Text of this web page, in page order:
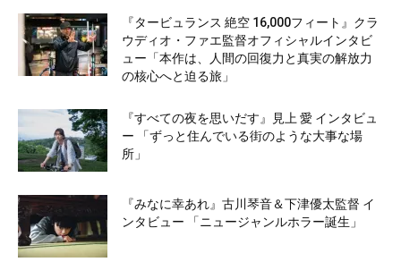
『タービュランス 絶空 16,000フィート』クラ
ウディオ・ファエ監督オフィシャルインタビ
ュー「本作は、人間の回復力と真実の解放力
の核心へと迫る旅」
『すべての夜を思いだす』見上 愛 インタビュ
ー 「ずっと住んでいる街のような大事な場
所」
『みなに幸あれ』古川琴音＆下津優太監督 イ
ンタビュー 「ニュージャンルホラー誕生」